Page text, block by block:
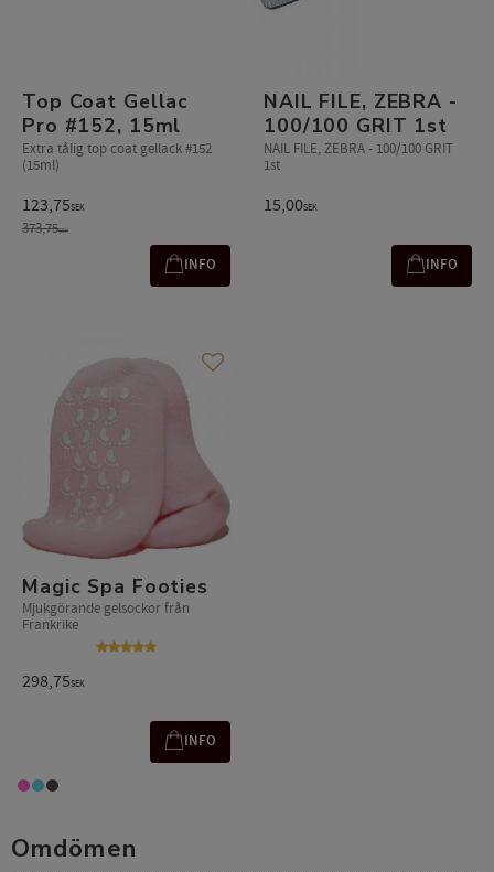
Omdömen
Top Coat Gellac
Pro #152, 15ml
Extra tålig top coat gellack #152
(15ml)
123,75SEK
373,75SEK
INFO
NAIL FILE, ZEBRA -
100/100 GRIT 1st
NAIL FILE, ZEBRA - 100/100 GRIT
1st
15,00SEK
INFO
Magic Spa Footies
Mjukgörande gelsockor från
Frankrike
298,75SEK
Lägg till i favoriter
INFO